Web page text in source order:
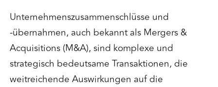
Unternehmenszusammenschlüsse und
-übernahmen, auch bekannt als Mergers &
Acquisitions (M&A), sind komplexe und
strategisch bedeutsame Transaktionen, die
weitreichende Auswirkungen auf die